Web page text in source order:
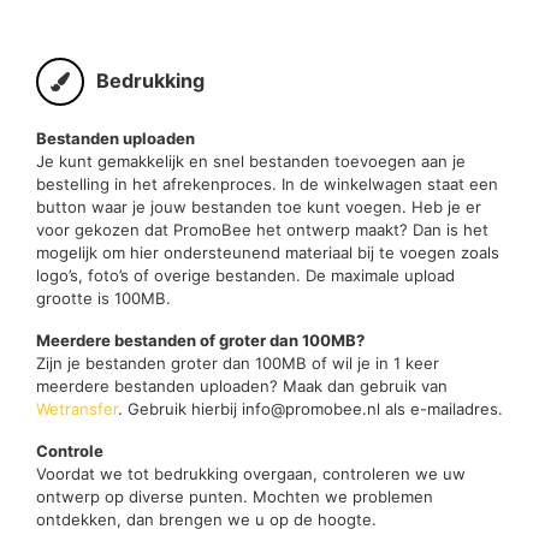
Bedrukking
Bestanden uploaden
Je kunt gemakkelijk en snel bestanden toevoegen aan je
bestelling in het afrekenproces. In de winkelwagen staat een
button waar je jouw bestanden toe kunt voegen. Heb je er
voor gekozen dat PromoBee het ontwerp maakt? Dan is het
mogelijk om hier ondersteunend materiaal bij te voegen zoals
logo’s, foto’s of overige bestanden. De maximale upload
grootte is 100MB.
Meerdere bestanden of groter dan 100MB?
Zijn je bestanden groter dan 100MB of wil je in 1 keer
meerdere bestanden uploaden? Maak dan gebruik van
Wetransfer. Gebruik hierbij info@promobee.nl als e-mailadres.
Controle
Voordat we tot bedrukking overgaan, controleren we uw
ontwerp op diverse punten. Mochten we problemen
ontdekken, dan brengen we u op de hoogte.